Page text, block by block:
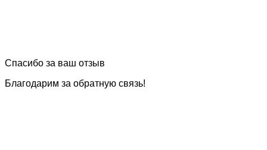
Спасибо за ваш отзыв
Благодарим за обратную связь!